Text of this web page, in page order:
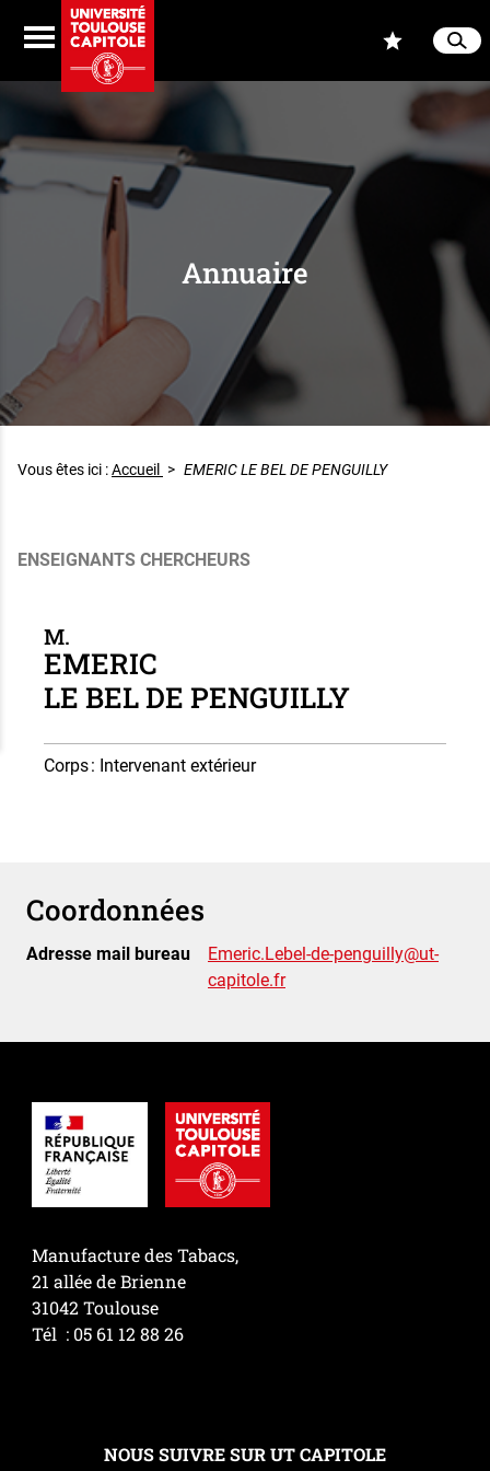
Menu
Annuaire
Vous êtes ici :Accueil > EMERIC LE BEL DE PENGUILLY
ENSEIGNANTS CHERCHEURS
M.
EMERIC
LE BEL DE PENGUILLY
Corps: Intervenant extérieur
Coordonnées
Adresse mail bureau
Emeric.Lebel-de-penguilly@ut-
capitole.fr
Manufacture des Tabacs,
21 allée de Brienne
31042 Toulouse
Tél : 05 61 12 88 26
NOUS SUIVRE SUR UT CAPITOLE